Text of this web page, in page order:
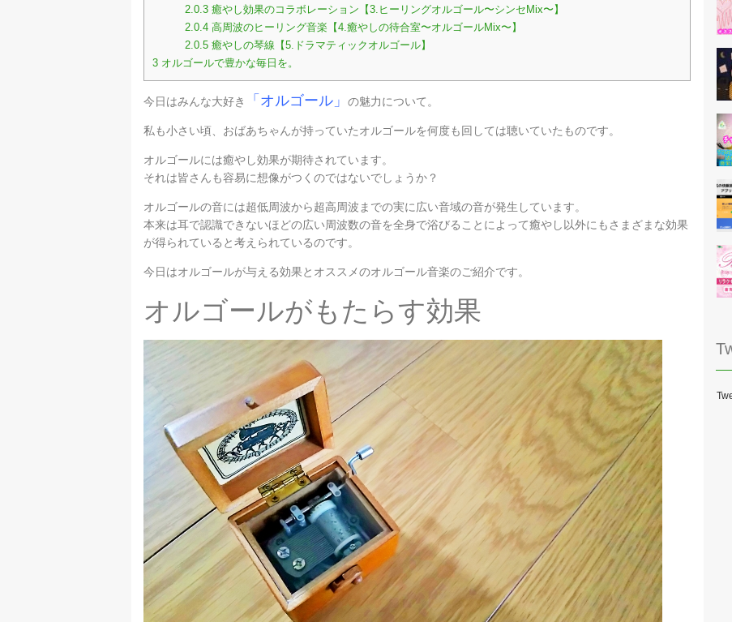
2.0.3癒やし効果のコラボレーション【3.ヒーリングオルゴール〜シンセMix〜】
2.0.4高周波のヒーリング音楽【4.癒やしの待合室〜オルゴールMix〜】
2.0.5癒やしの琴線【5.ドラマティックオルゴール】
3 オルゴールで豊かな毎日を。
今日はみんな大好き 「オルゴール」 の魅力について。
私も小さい頃、おばあちゃんが持っていたオルゴールを何度も回しては聴いていたものです。
オルゴールには癒やし効果が期待されています。
それは皆さんも容易に想像がつくのではないでしょうか？
オルゴールの音には超低周波から超高周波までの実に広い音域の音が発生しています。
本来は耳で認識できないほどの広い周波数の音を全身で浴びることによって癒やし以外にもさまざまな効果
が得られていると考えられているのです。
今日はオルゴールが与える効果とオススメのオルゴール音楽のご紹介です。
オルゴールがもたらす効果